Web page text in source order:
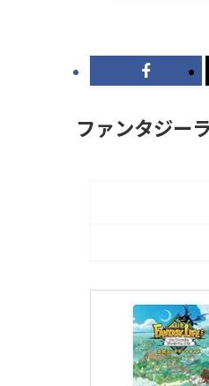
ファンタジー